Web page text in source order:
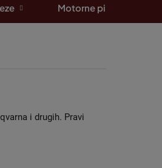
Motorne pile
i drugih. Pravi